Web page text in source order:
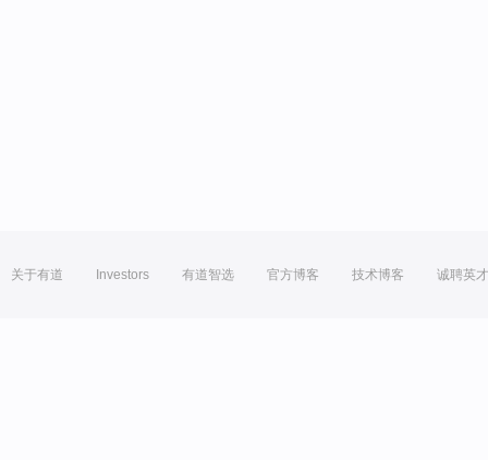
关于有道 Investors 有道智选 官方博客 技术博客 诚聘英才